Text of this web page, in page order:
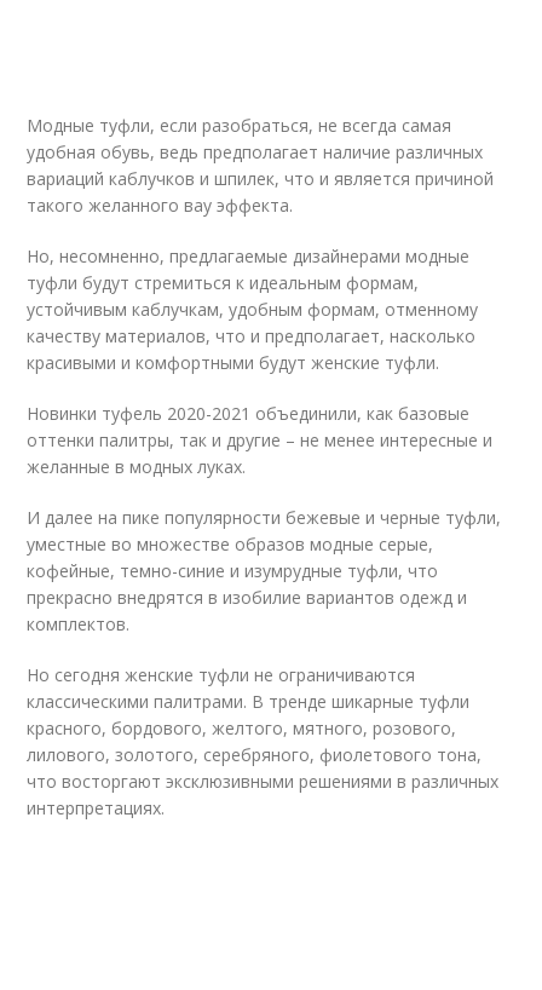
Модные туфли, если разобраться, не всегда самая
удобная обувь, ведь предполагает наличие различных
вариаций каблучков и шпилек, что и является причиной
такого желанного вау эффекта.
Но, несомненно, предлагаемые дизайнерами модные
туфли будут стремиться к идеальным формам,
устойчивым каблучкам, удобным формам, отменному
качеству материалов, что и предполагает, насколько
красивыми и комфортными будут женские туфли.
Новинки туфель 2020-2021 объединили, как базовые
оттенки палитры, так и другие – не менее интересные и
желанные в модных луках.
И далее на пике популярности бежевые и черные туфли,
уместные во множестве образов модные серые,
кофейные, темно-синие и изумрудные туфли, что
прекрасно внедрятся в изобилие вариантов одежд и
комплектов.
Но сегодня женские туфли не ограничиваются
классическими палитрами. В тренде шикарные туфли
красного, бордового, желтого, мятного, розового,
лилового, золотого, серебряного, фиолетового тона,
что восторгают эксклюзивными решениями в различных
интерпретациях.